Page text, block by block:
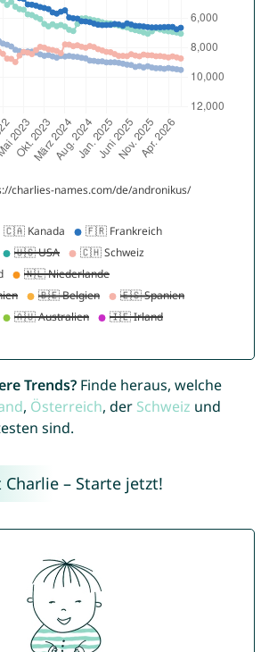
Trends?Finde heraus, welche
, Österreich, der Schweiz und
sind.
– Starte jetzt!